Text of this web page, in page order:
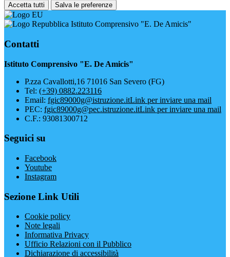
Accetta tutti Salva le preferenze
Istituto Comprensivo "E. De Amicis"
Contatti
Istituto Comprensivo "E. De Amicis"
P.zza Cavallotti,16 71016 San Severo (FG)
Tel: (+39) 0882.223116
Email: fgic89000g@istruzione.itLink per inviare una mail
PEC: fgic89000g@pec.istruzione.itLink per inviare una mail
C.F.: 93081300712
Seguici su
Facebook
Youtube
Instagram
Sezione Link Utili
Cookie policy
Note legali
Informativa Privacy
Ufficio Relazioni con il Pubblico
Dichiarazione di accessibilità